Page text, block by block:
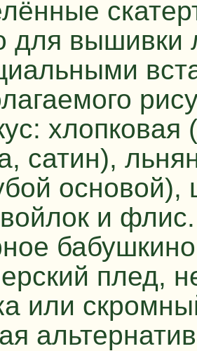
для вышивки
хлопковая
сатин),
основой),
и
плед,
или